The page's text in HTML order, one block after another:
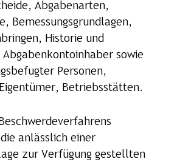
Abgabenarten,
Bemessungsgrundlagen,
Historie und
Abgabenkontoinhaber sowie
Personen,
Betriebsstätten.
anlässlich einer
zur Verfügung gestellten